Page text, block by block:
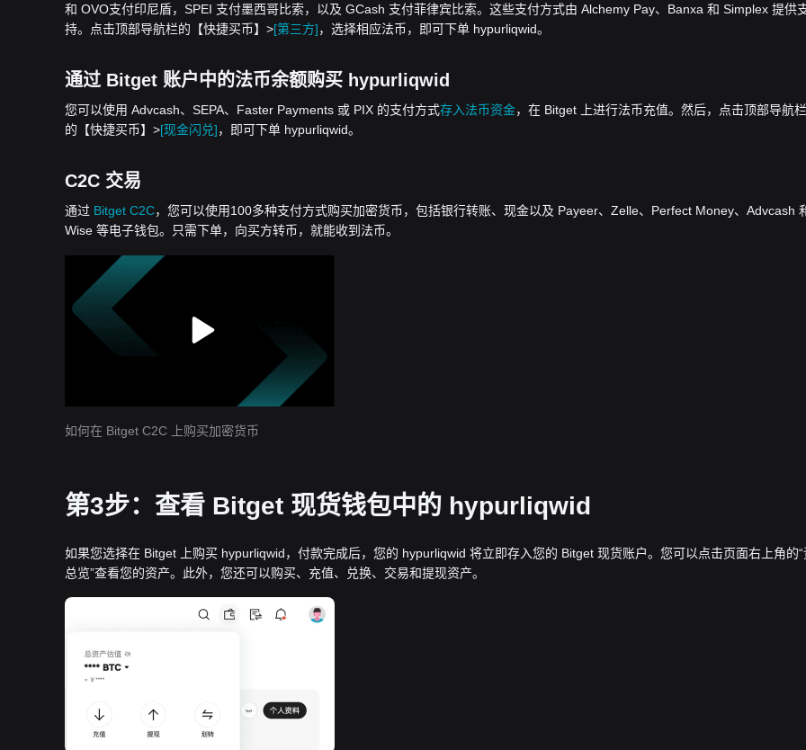
和 OVO支付印尼盾，SPEI 支付墨西哥比索，以及 GCash 支付菲律宾比索。这些支付方式由 Alchemy Pay、Banxa 和 Simplex 提供
持。点击顶部导航栏的【快捷买币】>[第三方]，选择相应法币，即可下单 hypurliqwid。
通过 Bitget 账户中的法币余额购买 hypurliqwid
您可以使用 Advcash、SEPA、Faster Payments 或 PIX 的支付方式存入法币资金，在 Bitget 上进行法币充值。然后，点击顶部导航
的【快捷买币】>[现金闪兑]，即可下单 hypurliqwid。
C2C 交易
通过 Bitget C2C，您可以使用100多种支付方式购买加密货币，包括银行转账、现金以及 Payeer、Zelle、Perfect Money、Advcash
Wise 等电子钱包。只需下单，向买方转币，就能收到法币。
如何在 Bitget C2C 上购买加密货币
第3步：查看 Bitget 现货钱包中的 hypurliqwid
如果您选择在 Bitget 上购买 hypurliqwid，付款完成后，您的 hypurliqwid 将立即存入您的 Bitget 现货账户。您可以点击页面右上角的“
总览”查看您的资产。此外，您还可以购买、充值、兑换、交易和提现资产。